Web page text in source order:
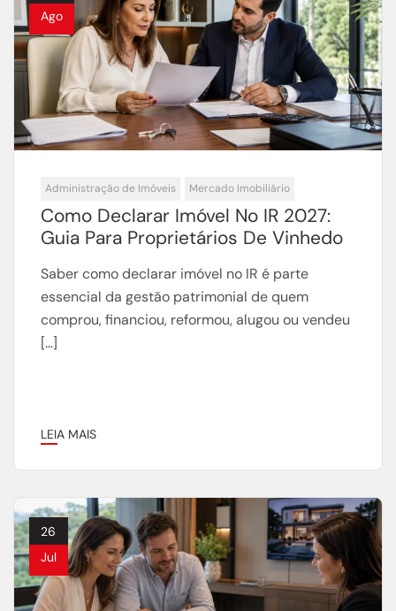
Ago
Administração de Imóveis Mercado Imobiliário
Como Declarar Imóvel No IR 2027:
Guia Para Proprietários De Vinhedo
Saber como declarar imóvel no IR é parte
essencial da gestão patrimonial de quem
comprou, financiou, reformou, alugou ou vendeu
[…]
LEIA MAIS
26
Jul